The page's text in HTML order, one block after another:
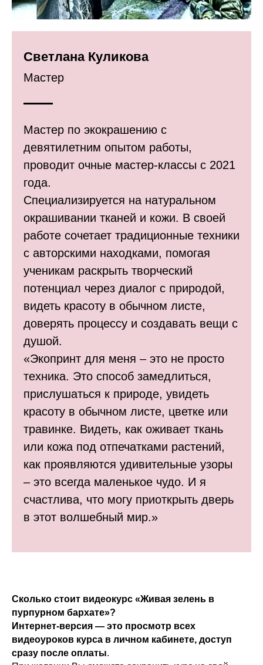
Светлана Куликова
Мастер
Мастер по экокрашению с
девятилетним опытом работы,
проводит очные мастер-классы с 2021
года.
Специализируется на натуральном
окрашивании тканей и кожи. В своей
работе сочетает традиционные техники
с авторскими находками, помогая
ученикам раскрыть творческий
потенциал через диалог с природой,
видеть красоту в обычном листе,
доверять процессу и создавать вещи с
душой.
«Экопринт для меня – это не просто
техника. Это способ замедлиться,
прислушаться к природе, увидеть
красоту в обычном листе, цветке или
травинке. Видеть, как оживает ткань
или кожа под отпечатками растений,
как проявляются удивительные узоры
– это всегда маленькое чудо. И я
счастлива, что могу приоткрыть дверь
в этот волшебный мир.»
Сколько стоит видеокурс «Живая зелень в
пурпурном бархате»?
Интернет-версия — это просмотр всех
видеоуроков курса в личном кабинете, доступ
сразу после оплаты.